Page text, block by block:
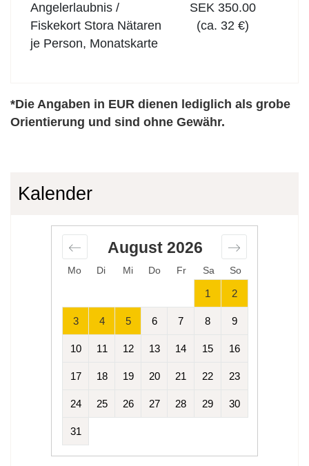
Angelerlaubnis /
Fiskekort Stora Nätaren
je Person, Monatskarte
SEK 350.00
(ca. 32 €)
*Die Angaben in EUR dienen lediglich als grobe
Orientierung und sind ohne Gewähr.
Kalender
Mo Di Mi Do Fr Sa So
August 2026
1 2
3 4 5 6 7 8 9
10 11 12 13 14 15 16
17 18 19 20 21 22 23
24 25 26 27 28 29 30
31